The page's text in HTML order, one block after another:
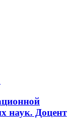
наук. Доцент